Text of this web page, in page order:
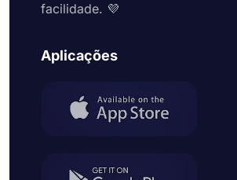
facilidade. 💜
Aplicações